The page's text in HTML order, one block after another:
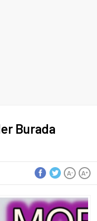
Burada
A+
A-